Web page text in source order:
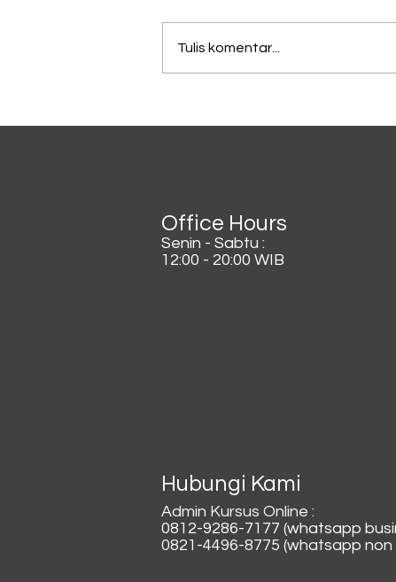
Dicampur Irisan Daun
Tulis komentar...
Office Hours
Senin - Sabtu :
12:00 - 20:00 WIB
Hubungi Kami
Admin Kursus Online :
0812-9286-7177 (whatsapp
0821-4496-8775 (whatsapp non